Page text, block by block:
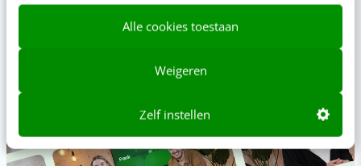
Alle cookies toestaan
Weigeren
Zelf instellen
Social media & AI
Hét online programma over social media en AI: van strategie
bepalen tot content maken [incl. certificaat]